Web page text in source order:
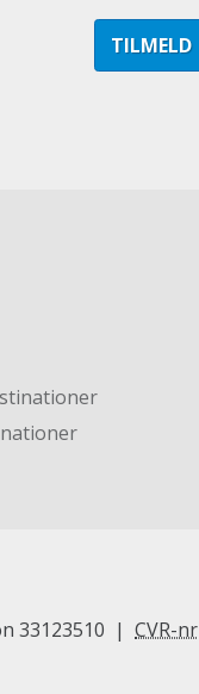
33123510 CVR-nr